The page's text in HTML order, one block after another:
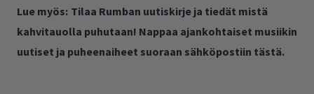
Lue myös: Tilaa Rumban uutiskirje ja tiedät mistä
kahvitauolla puhutaan! Nappaa ajankohtaiset musiikin
uutiset ja puheenaiheet suoraan sähköpostiin tästä.